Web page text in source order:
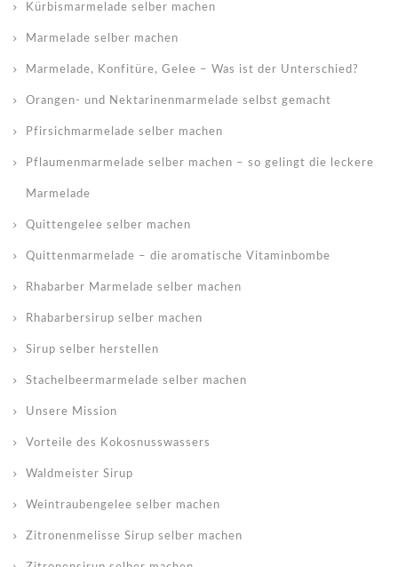
Kürbismarmelade selber machen
Marmelade selber machen
Marmelade, Konfitüre, Gelee – Was ist der Unterschied?
Orangen- und Nektarinenmarmelade selbst gemacht
Pfirsichmarmelade selber machen
Pflaumenmarmelade selber machen – so gelingt die leckere
Marmelade
Quittengelee selber machen
Quittenmarmelade – die aromatische Vitaminbombe
Rhabarber Marmelade selber machen
Rhabarbersirup selber machen
Sirup selber herstellen
Stachelbeermarmelade selber machen
Unsere Mission
Vorteile des Kokosnusswassers
Waldmeister Sirup
Weintraubengelee selber machen
Zitronenmelisse Sirup selber machen